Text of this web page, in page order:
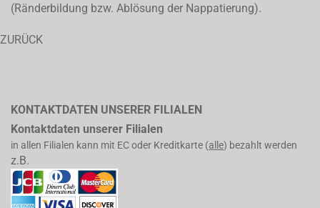
(Ränderbildung bzw. Ablösung der Nappatierung).
ZURÜCK
KONTAKTDATEN UNSERER FILIALEN
Kontaktdaten unserer Filialen
in allen Filialen kann mit EC oder Kreditkarte (alle) bezahlt werden
z.B.